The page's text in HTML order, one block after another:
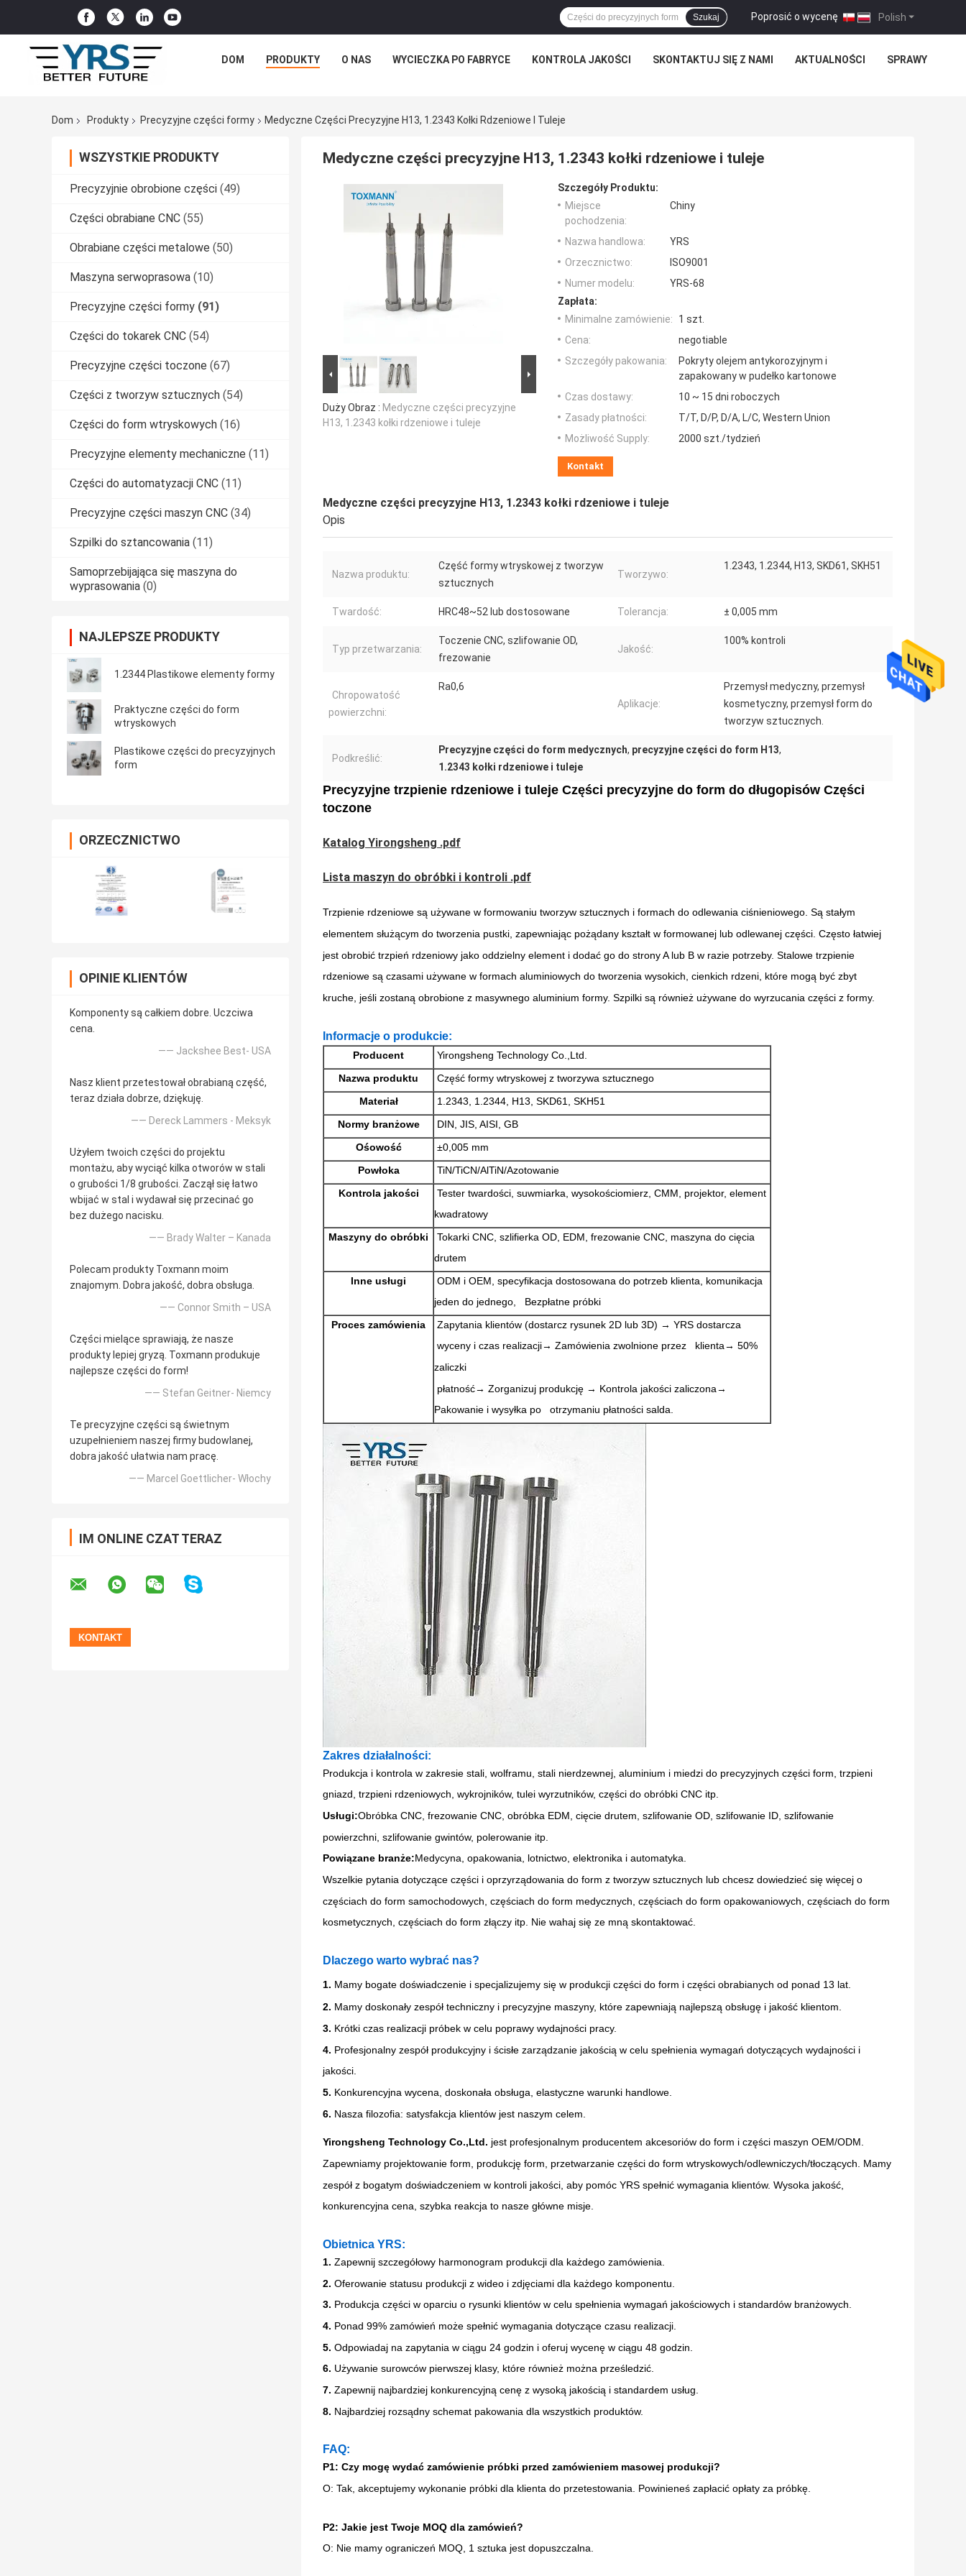
Polish
Poprosić o wycenę |
Szukaj
DOM PRODUKTY O NAS WYCIECZKA PO FABRYCE KONTROLA JAKOŚCI SKONTAKTUJ SIĘ Z NAMI AKTUALNOŚCI SPRAWY
Dom Produkty Precyzyjne części formy Medyczne Części Precyzyjne H13, 1.2343 Kołki Rdzeniowe I Tuleje
WSZYSTKIE PRODUKTY
Precyzyjnie obrobione części (49)
Części obrabiane CNC (55)
Obrabiane części metalowe (50)
Maszyna serwoprasowa (10)
Precyzyjne części formy (91)
Części do tokarek CNC (54)
Precyzyjne części toczone (67)
Części z tworzyw sztucznych (54)
Części do form wtryskowych (16)
Precyzyjne elementy mechaniczne (11)
Części do automatyzacji CNC (11)
Precyzyjne części maszyn CNC (34)
Szpilki do sztancowania (11)
Samoprzebijająca się maszyna do
wyprasowania (0)
NAJLEPSZE PRODUKTY
1.2344 Plastikowe elementy formy
Praktyczne części do form
wtryskowych
Plastikowe części do precyzyjnych
form
ORZECZNICTWO
OPINIE KLIENTÓW
Komponenty są całkiem dobre. Uczciwa
cena.
—— Jackshee Best- USA
Nasz klient przetestował obrabianą część,
teraz działa dobrze, dziękuję.
—— Dereck Lammers - Meksyk
Użyłem twoich części do projektu
montażu, aby wyciąć kilka otworów w stali
o grubości 1/8 grubości. Zaczął się łatwo
wbijać w stal i wydawał się przecinać go
bez dużego nacisku.
—— Brady Walter – Kanada
Polecam produkty Toxmann moim
znajomym. Dobra jakość, dobra obsługa.
—— Connor Smith – USA
Części mielące sprawiają, że nasze
produkty lepiej gryzą. Toxmann produkuje
najlepsze części do form!
—— Stefan Geitner- Niemcy
Te precyzyjne części są świetnym
uzupełnieniem naszej firmy budowlanej,
dobra jakość ułatwia nam pracę.
—— Marcel Goettlicher- Włochy
IM ONLINE CZAT TERAZ
Medyczne części precyzyjne H13, 1.2343 kołki rdzeniowe i tuleje
Duży Obraz : Medyczne części precyzyjne
H13, 1.2343 kołki rdzeniowe i tuleje
Szczegóły Produktu:
Miejsce
pochodzenia:
Chiny
Nazwa handlowa:
YRS
Orzecznictwo:
ISO9001
Numer modelu:
YRS-68
Zapłata:
Minimalne zamówienie:
1 szt.
Cena:
negotiable
Szczegóły pakowania:
Pokryty olejem antykorozyjnym i
zapakowany w pudełko kartonowe
Czas dostawy:
10 ~ 15 dni roboczych
Zasady płatności:
T/T, D/P, D/A, L/C, Western Union
Możliwość Supply:
2000 szt./tydzień
Kontakt
Medyczne części precyzyjne H13, 1.2343 kołki rdzeniowe i tuleje
Opis
Nazwa produktu:
Część formy wtryskowej z tworzyw
sztucznych
Tworzywo:
1.2343, 1.2344, H13, SKD61, SKH51
Twardość: HRC48~52 lub dostosowane Tolerancja: ± 0,005 mm
Typ przetwarzania:
Toczenie CNC, szlifowanie OD,
frezowanie
Jakość:
100% kontroli
Chropowatość
powierzchni:
Ra0,6
Aplikacje:
Przemysł medyczny, przemysł
kosmetyczny, przemysł form do
tworzyw sztucznych.
Podkreślić:
Precyzyjne części do form medycznych, precyzyjne części do form H13,
1.2343 kołki rdzeniowe i tuleje
Precyzyjne trzpienie rdzeniowe i tuleje Części precyzyjne do form do długopisów Części
toczone
Katalog Yirongsheng .pdf
Lista maszyn do obróbki i kontroli .pdf
Trzpienie rdzeniowe są używane w formowaniu tworzyw sztucznych i formach do odlewania ciśnieniowego. Są stałym
elementem służącym do tworzenia pustki, zapewniając pożądany kształt w formowanej lub odlewanej części. Często łatwiej
jest obrobić trzpień rdzeniowy jako oddzielny element i dodać go do strony A lub B w razie potrzeby. Stalowe trzpienie
rdzeniowe są czasami używane w formach aluminiowych do tworzenia wysokich, cienkich rdzeni, które mogą być zbyt
kruche, jeśli zostaną obrobione z masywnego aluminium formy. Szpilki są również używane do wyrzucania części z formy.
Informacje o produkcie:
Producent
Yirongsheng Technology Co.,Ltd.
Nazwa produktu
Część formy wtryskowej z tworzywa sztucznego
Materiał
1.2343, 1.2344, H13, SKD61, SKH51
Normy branżowe
DIN, JIS, AISI, GB
Ośowość
±0,005 mm
Powłoka
TiN/TiCN/AlTiN/Azotowanie
Kontrola jakości
Tester twardości, suwmiarka, wysokościomierz, CMM, projektor, element
kwadratowy
Maszyny do obróbki
Tokarki CNC, szlifierka OD, EDM, frezowanie CNC, maszyna do cięcia
drutem
Inne usługi
ODM i OEM, specyfikacja dostosowana do potrzeb klienta, komunikacja
jeden do jednego, Bezpłatne próbki
Proces zamówienia
Zapytania klientów (dostarcz rysunek 2D lub 3D) → YRS dostarcza
wyceny i czas realizacji→ Zamówienia zwolnione przez klienta→ 50%
zaliczki
płatność→ Zorganizuj produkcję → Kontrola jakości zaliczona→
Pakowanie i wysyłka po otrzymaniu płatności salda.
Zakres działalności:
Produkcja i kontrola w zakresie stali, wolframu, stali nierdzewnej, aluminium i miedzi do precyzyjnych części form, trzpieni
gniazd, trzpieni rdzeniowych, wykrojników, tulei wyrzutników, części do obróbki CNC itp.
Usługi:Obróbka CNC, frezowanie CNC, obróbka EDM, cięcie drutem, szlifowanie OD, szlifowanie ID, szlifowanie
powierzchni, szlifowanie gwintów, polerowanie itp.
Powiązane branże:Medycyna, opakowania, lotnictwo, elektronika i automatyka.
Wszelkie pytania dotyczące części i oprzyrządowania do form z tworzyw sztucznych lub chcesz dowiedzieć się więcej o
częściach do form samochodowych, częściach do form medycznych, częściach do form opakowaniowych, częściach do form
kosmetycznych, częściach do form złączy itp. Nie wahaj się ze mną skontaktować.
Dlaczego warto wybrać nas?
1. Mamy bogate doświadczenie i specjalizujemy się w produkcji części do form i części obrabianych od ponad 13 lat.
2. Mamy doskonały zespół techniczny i precyzyjne maszyny, które zapewniają najlepszą obsługę i jakość klientom.
3. Krótki czas realizacji próbek w celu poprawy wydajności pracy.
4. Profesjonalny zespół produkcyjny i ścisłe zarządzanie jakością w celu spełnienia wymagań dotyczących wydajności i
jakości.
5. Konkurencyjna wycena, doskonała obsługa, elastyczne warunki handlowe.
6. Nasza filozofia: satysfakcja klientów jest naszym celem.
Yirongsheng Technology Co.,Ltd. jest profesjonalnym producentem akcesoriów do form i części maszyn OEM/ODM.
Zapewniamy projektowanie form, produkcję form, przetwarzanie części do form wtryskowych/odlewniczych/tłoczących. Mamy
zespół z bogatym doświadczeniem w kontroli jakości, aby pomóc YRS spełnić wymagania klientów. Wysoka jakość,
konkurencyjna cena, szybka reakcja to nasze główne misje.
Obietnica YRS:
1. Zapewnij szczegółowy harmonogram produkcji dla każdego zamówienia.
2. Oferowanie statusu produkcji z wideo i zdjęciami dla każdego komponentu.
3. Produkcja części w oparciu o rysunki klientów w celu spełnienia wymagań jakościowych i standardów branżowych.
4. Ponad 99% zamówień może spełnić wymagania dotyczące czasu realizacji.
5. Odpowiadaj na zapytania w ciągu 24 godzin i oferuj wycenę w ciągu 48 godzin.
6. Używanie surowców pierwszej klasy, które również można prześledzić.
7. Zapewnij najbardziej konkurencyjną cenę z wysoką jakością i standardem usług.
8. Najbardziej rozsądny schemat pakowania dla wszystkich produktów.
FAQ:
P1: Czy mogę wydać zamówienie próbki przed zamówieniem masowej produkcji?
O: Tak, akceptujemy wykonanie próbki dla klienta do przetestowania. Powinieneś zapłacić opłaty za próbkę.
P2: Jakie jest Twoje MOQ dla zamówień?
O: Nie mamy ograniczeń MOQ, 1 sztuka jest dopuszczalna.